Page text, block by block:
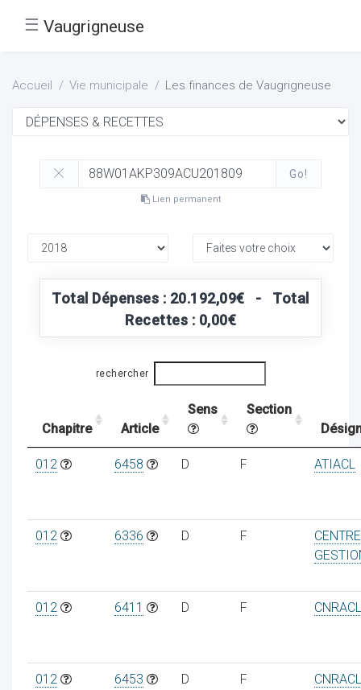
☰ Vaugrigneuse
Accueil Vie municipale Les finances de Vaugrigneuse
Go!
Lien permanent
Total Dépenses : 20.192,09€ - Total
Recettes : 0,00€
rechercher
Chapitre Article
Sens
Section
012 6458 D F ATIACL
012 6336 D F
012 6411 D F CNRACL
012 6453 D F CNRACL